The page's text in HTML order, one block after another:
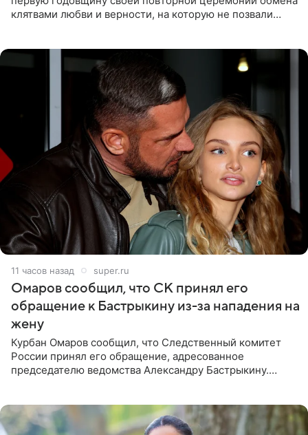
клятвами любви и верности, на которую не позвали
11 часов назад super.ru
Омаров сообщил, что СК принял его
обращение к Бастрыкину из-за нападения на
жену
Курбан Омаров сообщил, что Следственный комитет
России принял его обращение, адресованное
председателю ведомства Александру Бастрыкину.